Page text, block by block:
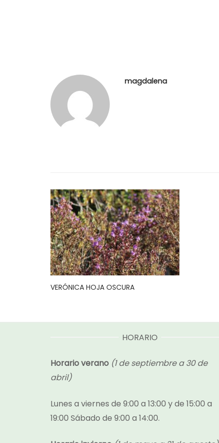
magdalena
VERÓNICA HOJA OSCURA
HORARIO
Horario verano (1 de septiembre a 30 de
abril)
Lunes a viernes de 9:00 a 13:00 y de 15:00 a
19:00 Sábado de 9:00 a 14:00.